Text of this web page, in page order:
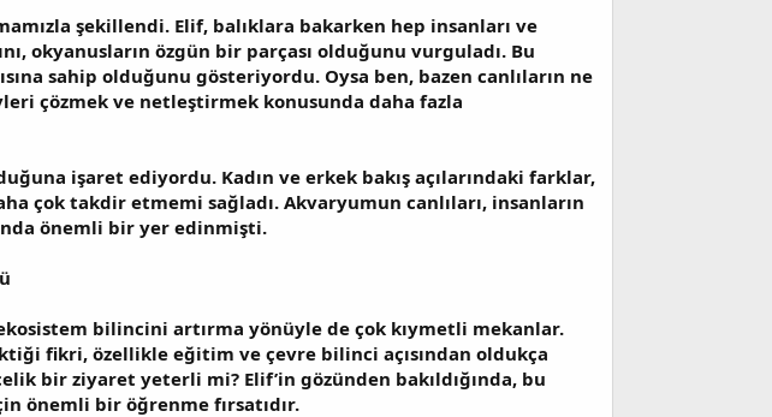
şekillendi. Elif, balıklara bakarken hep insanları ve
okyanusların özgün bir parçası olduğunu vurguladı. Bu
sahip olduğunu gösteriyordu. Oysa ben, bazen canlıların ne
çözmek ve netleştirmek konusunda daha fazla
işaret ediyordu. Kadın ve erkek bakış açılarındaki farklar,
çok takdir etmemi sağladı. Akvaryumun canlıları, insanların
önemli bir yer edinmişti.
bilincini artırma yönüyle de çok kıymetli mekanlar.
fikri, özellikle eğitim ve çevre bilinci açısından oldukça
bir ziyaret yeterli mi? Elif’in gözünden bakıldığında, bu
önemli bir öğrenme fırsatıdır.